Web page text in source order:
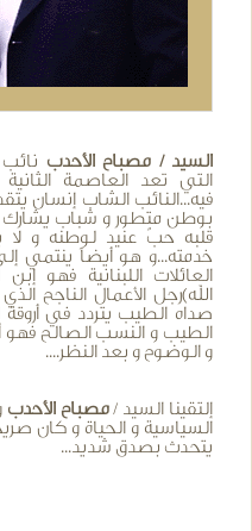
السيد / مصباح الأحدب
التي تعد العاصمة
فيه...النائب الشاب إنسان
بوطن متطور و شباب
قلبه حبٌ عنيد لوطنه و لا
خدمته...و هو أيضاً ينتمي
العائلات اللبنانية فهو
الله)رجل الأعمال الناجح
صداه الطيب يتردد في
الطيب و النسب الصالح فهو
و الوضوح و بعد النظر....
إلتقينا السيد /مصباح الأحدب
السياسية و الحياة و كان
يتحدث بصدق شديد...